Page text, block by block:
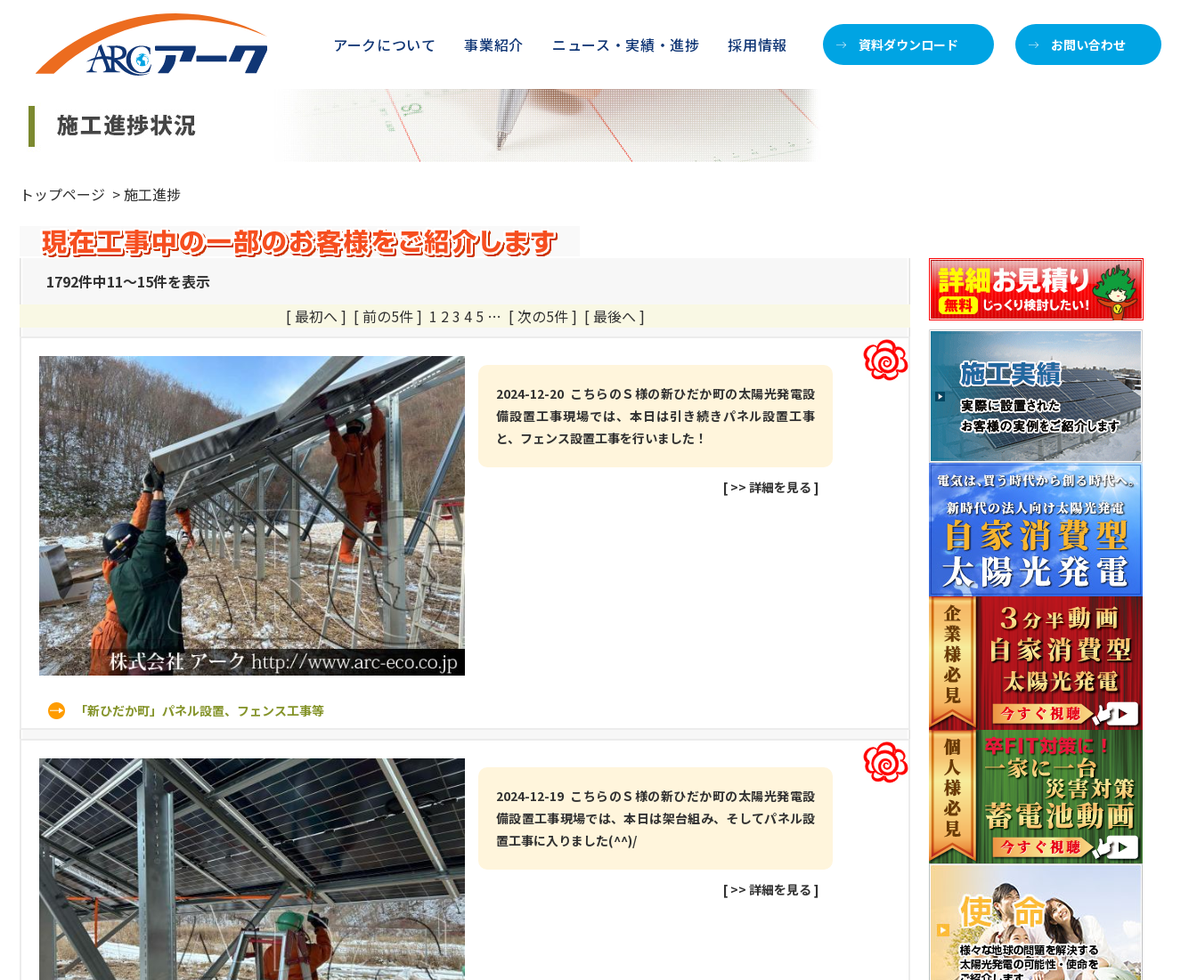
アークについて 事業紹介 ニュース・実績・進捗 採用情報 資料ダウンロード お問い合わせ
トップページ >施工進捗
1792件中11～15件を表示
[ 最初へ ] [ 前の5件 ] 1 23 4 5 … [ 次の5件 ] [ 最後へ ]
「新ひだか町」パネル設置、フェンス工事等
2024-12-20 こちらのＳ様の新ひだか町の太陽光発電設
備設置工事現場では、本日は引き続きパネル設置工事
と、フェンス設置工事を行いました！
[ >> 詳細を見る ]
2024-12-19 こちらのＳ様の新ひだか町の太陽光発電設
備設置工事現場では、本日は架台組み、そしてパネル設
置工事に入りました(^^)/
[ >> 詳細を見る ]